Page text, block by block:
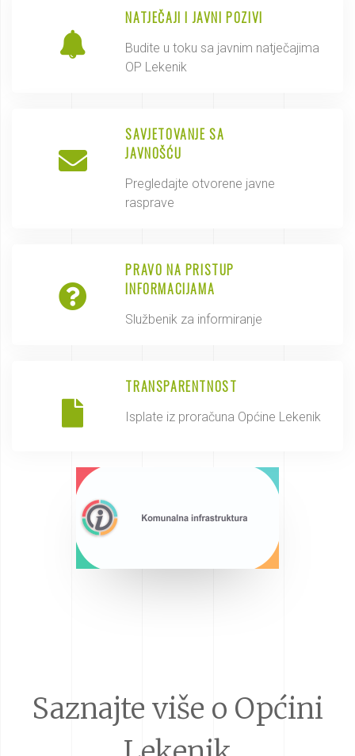
NATJEČAJI I JAVNI POZIVI
Budite u toku sa javnim natječajima
OP Lekenik
SAVJETOVANJE SA
JAVNOŠĆU
Pregledajte otvorene javne
rasprave
PRAVO NA PRISTUP
INFORMACIJAMA
Službenik za informiranje
TRANSPARENTNOST
Isplate iz proračuna Općine Lekenik
Saznajte više o Općini